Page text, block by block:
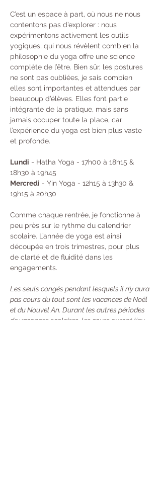
C’est un espace à part, où nous ne nous
contentons pas d’explorer : nous
expérimentons activement les outils
yogiques, qui nous révèlent combien la
philosophie du yoga offre une science
complète de l’être. Bien sûr, les postures
ne sont pas oubliées, je sais combien
elles sont importantes et attendues par
beaucoup d’élèves. Elles font partie
intégrante de la pratique, mais sans
jamais occuper toute la place, car
l’expérience du yoga est bien plus vaste
et profonde.
Lundi - Hatha Yoga - 17h00 à 18h15 &
18h30 à 19h45
Mercredi - Yin Yoga - 12h15 à 13h30 &
19h15 à 20h30
Comme chaque rentrée, je fonctionne à
peu près sur le rythme du calendrier
scolaire. L’année de yoga est ainsi
découpée en trois trimestres, pour plus
de clarté et de fluidité dans les
engagements.
Les seuls congés pendant lesquels il n’y aura
pas cours du tout sont les vacances de Noël
et du Nouvel An. Durant les autres périodes
de vacances scolaires, les cours auront lieu